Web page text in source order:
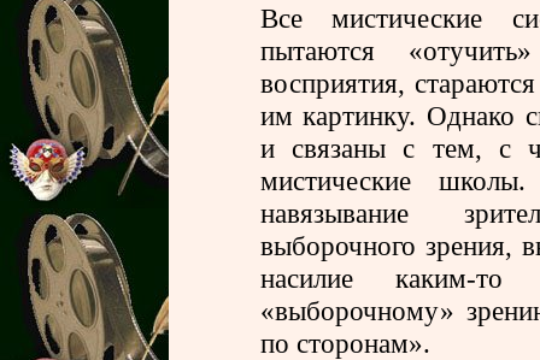
Все мистические
пытаются
восприятия,
им картинку. Однако
и связаны с тем, с
мистические
навязывание
выборочного зрения,
насилие каким-то
«выборочному»
по сторонам».